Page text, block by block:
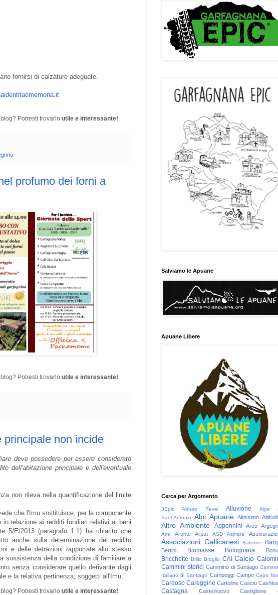
fornirsi di calzature adeguate.
Potresti trovarlo utile e interessante!
profumo dei forni a
Potresti trovarlo utile e interessante!
principale non incide
deve possedere per essere considerato
dell'abitazione principale e dell'eventuale
non rileva nella quantificazione del limite
che l'Imu sostituisce, per la componente
relazione ai redditi fondiari relativi ai beni
5/E/2013 (paragrafo 1.1) ha chiarito che
anche sulla determinazione del reddito
e delle detrazioni rapportate allo stesso
sussistenza della condizione di familiare a
senza considerare quello derivante dagli
e la relativa pertinenza, soggetti all'Imu.
Potresti trovarlo utile e interessante!
Salviamo le Apuane
Apuane Libere
Cerca per Argomento
3Epic Abisso Revel Alluvione
Alpe
Sant'Antonio
Alpi Apuane Altissimo
Altro Ambiente Appennini Arco
Arni Aronte Arpat ASD Asinara
Associazioni Gallicanesi Balzone
Bertini Biomasse Bolognana
Bricchette Brillo Broglio CAI Calcio
Cammini storici Cammino di Santiago
Italiano di Santiago Campeggi Campo Capo
Cardoso Careggine Cartoline Cascio
Castagna Castelnuovo
Castiglione